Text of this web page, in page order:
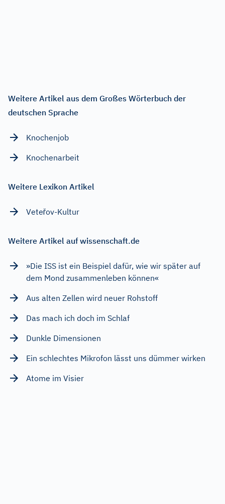
Weitere Artikel aus dem Großes Wörterbuch der
deutschen Sprache
Knochenjob
Knochenarbeit
Weitere Lexikon Artikel
Veteřov-Kultur
Weitere Artikel auf wissenschaft.de
»Die ISS ist ein Beispiel dafür, wie wir später auf
dem Mond zusammenleben können«
Aus alten Zellen wird neuer Rohstoff
Das mach ich doch im Schlaf
Dunkle Dimensionen
Ein schlechtes Mikrofon lässt uns dümmer wirken
Atome im Visier